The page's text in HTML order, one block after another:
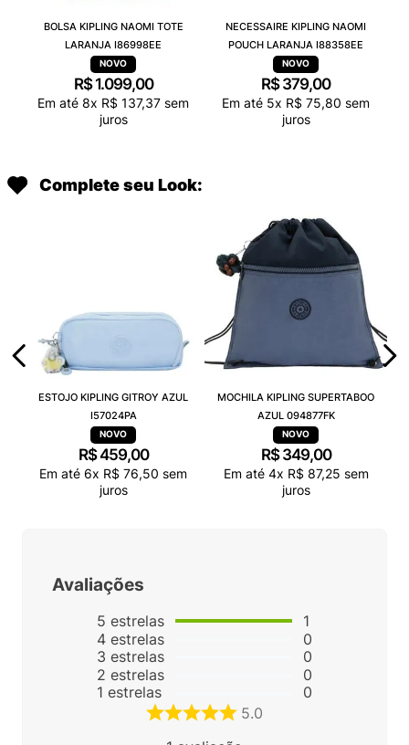
BOLSA KIPLING NAOMI TOTE
LARANJA I86998EE
R$ 1.099,00
Em até 8x R$ 137,37 sem
juros
NECESSAIRE KIPLING NAOMI
POUCH LARANJA I88358EE
R$ 379,00
Em até 5x R$ 75,80 sem
juros
Complete seu Look:
ESTOJO KIPLING GITROY AZUL
I57024PA
R$459,00
Em até 6x R$ 76,50 sem
juros
MOCHILA KIPLING SUPERTABOO
AZUL 094877FK
R$ 349,00
Em até 4x R$ 87,25 sem
juros
Avaliações
5 estrelas
4 estrelas
3 estrelas
2 estrelas
1 estrelas
1
0
0
0
0
5.0